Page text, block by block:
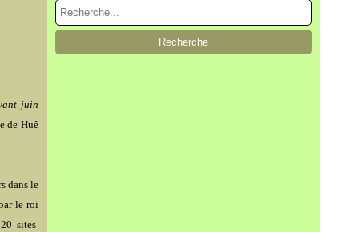
juin
de Huê
dans le
le roi
sites